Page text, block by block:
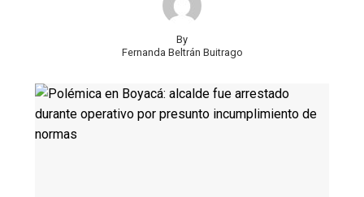
By
Fernanda Beltrán Buitrago